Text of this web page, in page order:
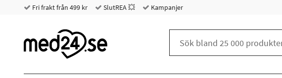
Fri frakt från 499 kr SlutREA 💥 Kampanjer